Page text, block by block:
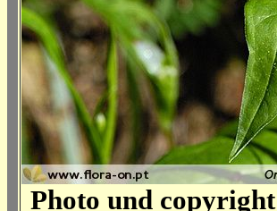
Photo und copyright